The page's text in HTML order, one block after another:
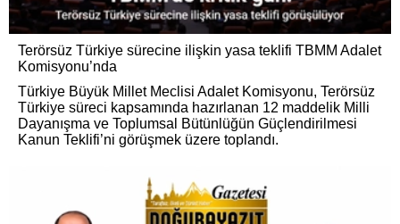
Terörsüz Türkiye sürecine ilişkin yasa teklifi TBMM Adalet
Komisyonu’nda
Türkiye Büyük Millet Meclisi Adalet Komisyonu, Terörsüz
Türkiye süreci kapsamında hazırlanan 12 maddelik Milli
Dayanışma ve Toplumsal Bütünlüğün Güçlendirilmesi
Kanun Teklifi’ni görüşmek üzere toplandı.